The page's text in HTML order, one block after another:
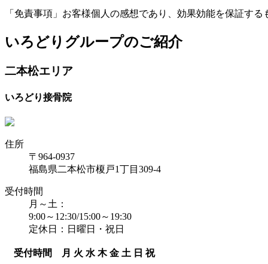
「免責事項」お客様個人の感想であり、効果効能を保証する
いろどりグループのご紹介
二本松エリア
いろどり接骨院
住所
〒964-0937
福島県二本松市榎戸1丁目309-4
受付時間
月～土：
9:00～12:30/15:00～19:30
定休日：日曜日・祝日
受付時間 月 火 水 木 金 土 日 祝